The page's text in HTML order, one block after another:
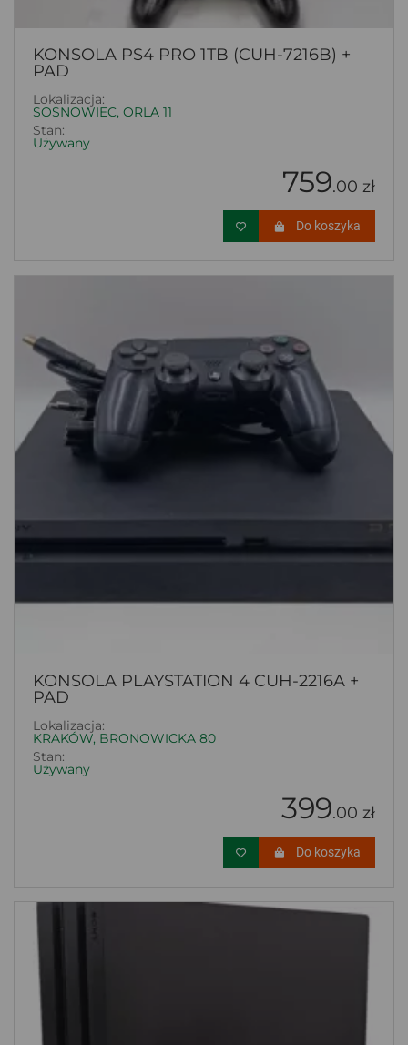
KONSOLA PS4 PRO 1TB (CUH-7216B) +
PAD
Lokalizacja:
SOSNOWIEC, ORLA 11
Stan:
Używany
759.00 zł
Do koszyka
KONSOLA PLAYSTATION 4 CUH-2216A +
PAD
Lokalizacja:
KRAKÓW, BRONOWICKA 80
Stan:
Używany
399.00 zł
Do koszyka